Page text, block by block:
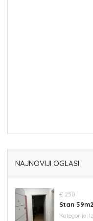
NAJNOVIJI OGLASI
€ 250
Stan 59m2
Kategorija: